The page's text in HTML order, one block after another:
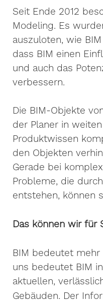
Seit Ende 2012
Modeling. Es
auszuloten, wie
dass BIM einen
und auch das
verbessern.
Die BIM-Objekte
der Planer in
Produktwissen
den Objekten
Gerade bei
Probleme, die
entstehen, können
Das können wir für
BIM bedeutet
uns bedeutet BIM
aktuellen,
Gebäuden. Der